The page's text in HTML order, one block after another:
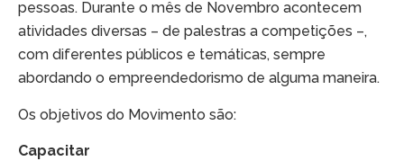
pessoas. Durante o mês de Novembro acontecem
atividades diversas – de palestras a competições –,
com diferentes públicos e temáticas, sempre
abordando o empreendedorismo de alguma maneira.
Os objetivos do Movimento são:
Capacitar